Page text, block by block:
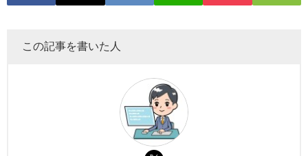
この記事を書いた人